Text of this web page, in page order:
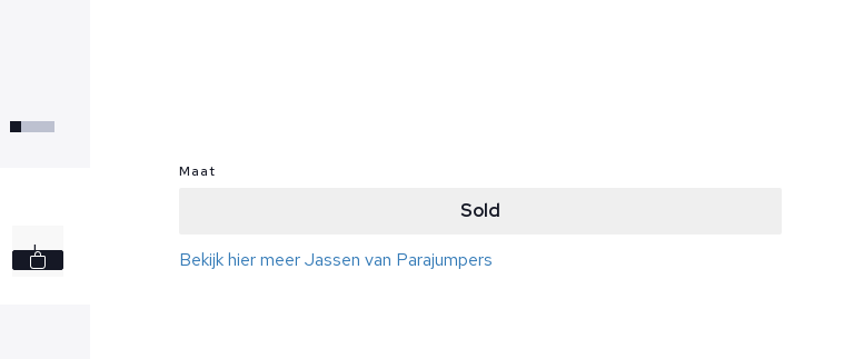
L
Maat
Sold
Bekijk hier meer Jassen van Parajumpers